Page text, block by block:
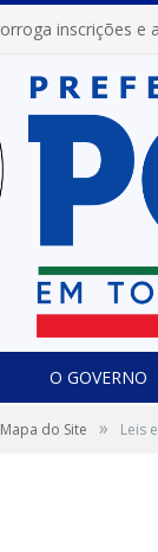
O GOVERNO
Mapa do Site » Leis